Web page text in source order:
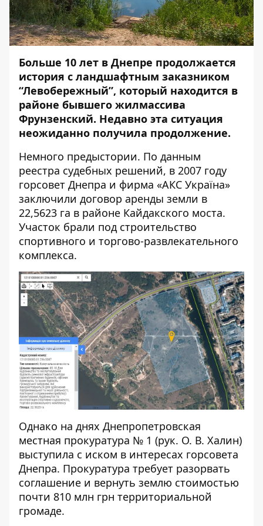
Больше 10 лет в Днепре продолжается
история с ландшафтным заказником
“Левобережный”, который находится в
районе бывшего жилмассива
Фрунзенский. Недавно эта ситуация
неожиданно получила продолжение.
Немного предыстории. По данным
реестра судебных решений, в 2007 году
горсовет Днепра и фирма «АКС Україна»
заключили договор аренды земли в
22,5623 га в районе Кайдакского моста.
Участок брали под строительство
спортивного и торгово-развлекательного
комплекса.
Однако на днях Днепропетровская
местная прокуратура № 1 (рук. О. В. Халин)
выступила с иском в интересах горсовета
Днепра. Прокуратура требует разорвать
соглашение и вернуть землю стоимостью
почти 810 млн грн территориальной
громаде.